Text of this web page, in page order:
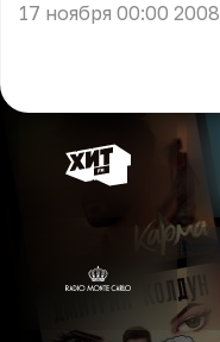
17 ноября 00:00 2008